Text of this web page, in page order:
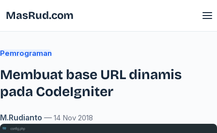
MasRud.com
Pemrograman
Membuat base URL dinamis
pada CodeIgniter
M.Rudianto — 14 Nov 2018